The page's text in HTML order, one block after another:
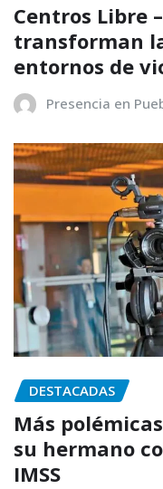
Centros Libre
transforman
entornos de
Presencia en
DESTACADAS
Más
su hermano
IMSS